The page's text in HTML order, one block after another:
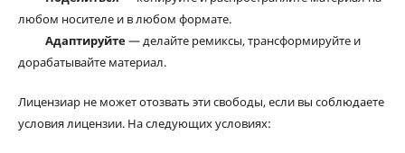
любом носителе и в любом формате.
Адаптируйте— делайте ремиксы, трансформируйте и
дорабатывайте материал.
Лицензиар не может отозвать эти свободы, если вы соблюдаете
условия лицензии. На следующих условиях: